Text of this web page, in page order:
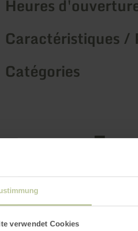
verwendet Cookies
Heures
Caractéristiques
Catégories